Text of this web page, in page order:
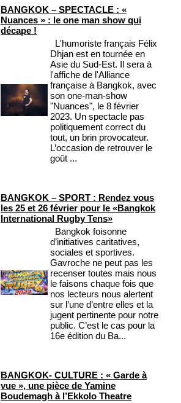
BANGKOK – SPECTACLE : «
Nuances » : le one man show qui
décape !
L'humoriste français Félix
Dhjan est en tournée en
Asie du Sud-Est. Il sera à
l'affiche de l'Alliance
française à Bangkok, avec
son one-man-show
"Nuances", le 8 février
2023. Un spectacle pas
politiquement correct du
tout, un brin provocateur.
L’occasion de retrouver le
goût ...
BANGKOK – SPORT : Rendez vous
les 25 et 26 février pour le «Bangkok
International Rugby Tens»
Bangkok foisonne
d’initiatives caritatives,
sociales et sportives.
Gavroche ne peut pas les
recenser toutes mais nous
le faisons chaque fois que
nos lecteurs nous alertent
sur l’une d’entre elles et la
jugent pertinente pour notre
public. C’est le cas pour la
16e édition du Ba...
BANGKOK- CULTURE : « Garde à
vue », une pièce de Yamine
Boudemagh à l’Ekkolo Theatre